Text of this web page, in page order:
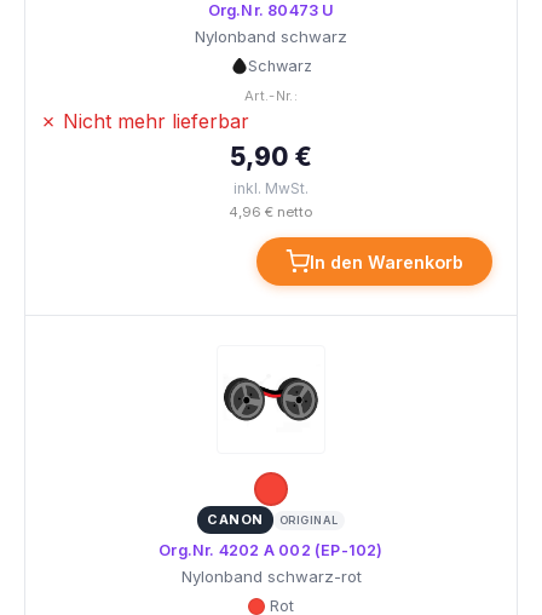
Org.Nr. 80473 U
Nylonband schwarz
Schwarz
Art.-Nr.:
✗ Nicht mehr lieferbar
5,90 €
inkl. MwSt.
4,96 € netto
In den Warenkorb
CANON ORIGINAL
Org.Nr. 4202 A 002 (EP-102)
Nylonband schwarz-rot
Rot